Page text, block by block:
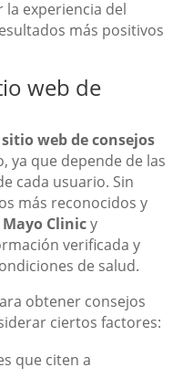
experiencia del
más positivos
web de
web de consejos
ya que depende de las
cada usuario. Sin
más reconocidos y
Mayo Clinicy
verificada y
de salud.
obtener consejos
ciertos factores:
que citen a